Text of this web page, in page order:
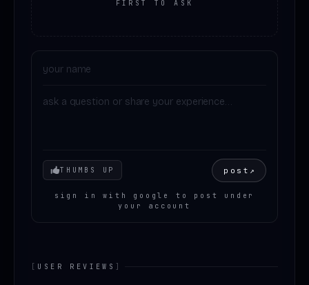
FIRST TO ASK
Your mood
THUMBS UP post ↗
sign in with google to post under
your account
[ USER REVIEWS ]